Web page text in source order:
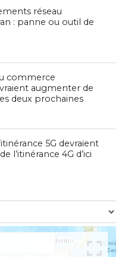
réseau
: panne ou outil de
commerce
augmenter de
deux prochaines
5G devraient
l’itinérance 4G d’ici